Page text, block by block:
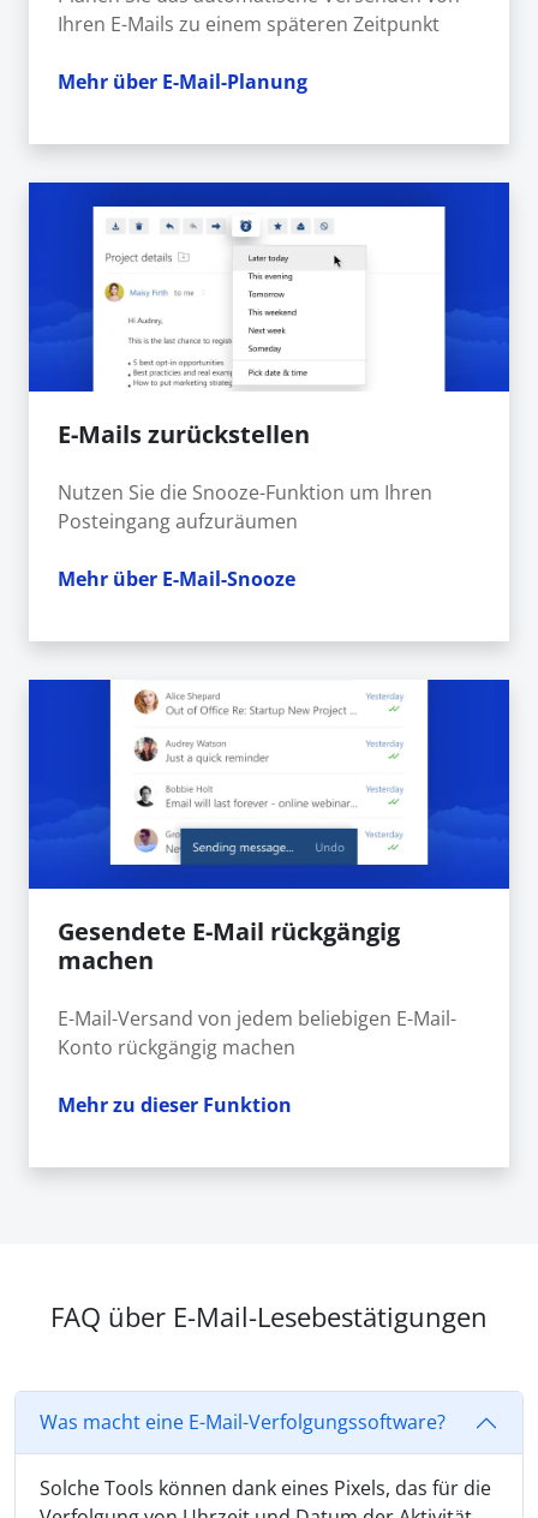
Ihren E-Mails zu einem späteren Zeitpunkt
Mehr über E-Mail-Planung
E-Mails zurückstellen
Nutzen Sie die Snooze-Funktion um Ihren
Posteingang aufzuräumen
Mehr über E-Mail-Snooze
Gesendete E-Mail rückgängig
machen
E-Mail-Versand von jedem beliebigen E-Mail-
Konto rückgängig machen
Mehr zu dieser Funktion
FAQ über E-Mail-Lesebestätigungen
Was macht eine E-Mail-Verfolgungssoftware?
Solche Tools können dank eines Pixels, das für die